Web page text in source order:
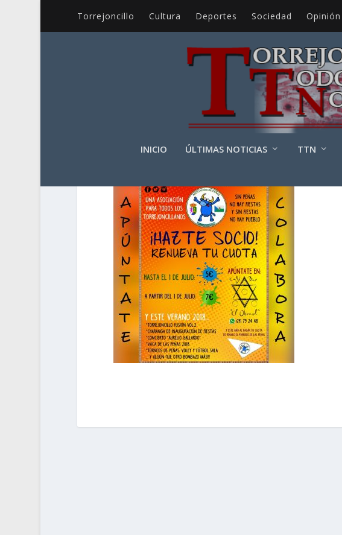
Torrejoncillo Cultura Deportes Sociedad Opinión
INICIO ÚLTIMAS NOTICIAS TTN
IMG-20180625-WA0003 (1)